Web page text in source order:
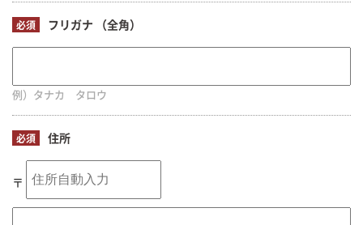
必須 フリガナ （全角）
例）タナカ タロウ
必須 住所
〒